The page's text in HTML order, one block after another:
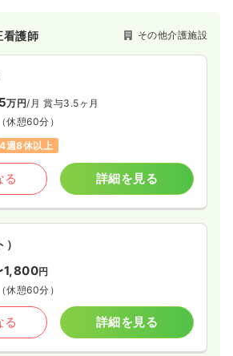
看護師 その他介護施設
万円/月 賞与3.5ヶ月
（休憩60分）
4週8休以上
る 詳細を見る
1,800円
（休憩60分）
る 詳細を見る